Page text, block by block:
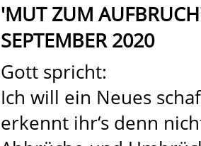
'MUT ZUM
SEPTEMBER 2020
Gott spricht:
Ich will ein Neues
erkennt ihr‘s denn